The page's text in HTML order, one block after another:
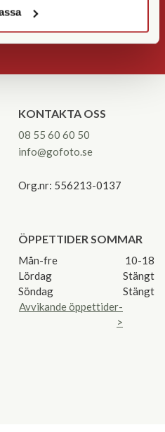
OK
KONTAKTA OSS
08 55 60 60 50
info@gofoto.se
Org.nr: 556213-0137
ÖPPETTIDER SOMMAR
Mån-fre
10-18
Lördag
Stängt
Söndag
Stängt
Avvikande öppettider-
>